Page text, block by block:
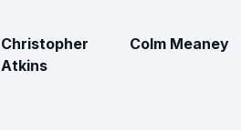
Christopher
Atkins
Colm Meaney